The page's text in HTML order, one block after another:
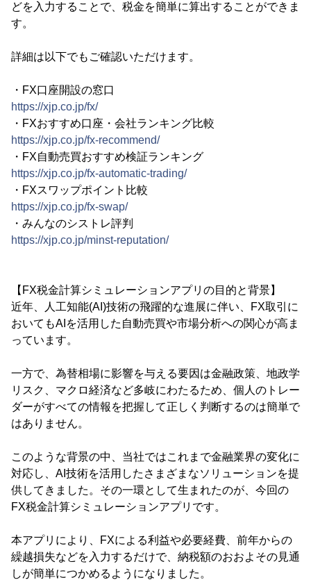
どを入力することで、税金を簡単に算出することができま
す。
詳細は以下でもご確認いただけます。
・FX口座開設の窓口
https://xjp.co.jp/fx/
・FXおすすめ口座・会社ランキング比較
https://xjp.co.jp/fx-recommend/
・FX自動売買おすすめ検証ランキング
https://xjp.co.jp/fx-automatic-trading/
・FXスワップポイント比較
https://xjp.co.jp/fx-swap/
・みんなのシストレ評判
https://xjp.co.jp/minst-reputation/
【FX税金計算シミュレーションアプリの目的と背景】
近年、人工知能(AI)技術の飛躍的な進展に伴い、FX取引に
おいてもAIを活用した自動売買や市場分析への関心が高ま
っています。
一方で、為替相場に影響を与える要因は金融政策、地政学
リスク、マクロ経済など多岐にわたるため、個人のトレー
ダーがすべての情報を把握して正しく判断するのは簡単で
はありません。
このような背景の中、当社ではこれまで金融業界の変化に
対応し、AI技術を活用したさまざまなソリューションを提
供してきました。その一環として生まれたのが、今回の
FX税金計算シミュレーションアプリです。
本アプリにより、FXによる利益や必要経費、前年からの
繰越損失などを入力するだけで、納税額のおおよその見通
しが簡単につかめるようになりました。